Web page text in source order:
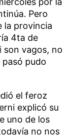
Pero
la provincia
4ta de
son vagos, no
pasó pudo
el feroz
explicó su
uno de los
no nos